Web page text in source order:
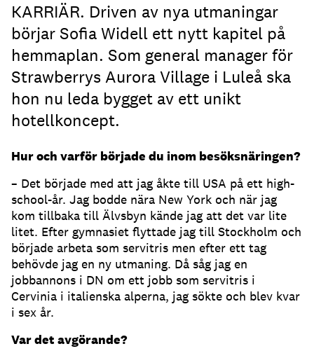
KARRIÄR. Driven av nya utmaningar
börjar Sofia Widell ett nytt kapitel på
hemmaplan. Som general manager för
Strawberrys Aurora Village i Luleå ska
hon nu leda bygget av ett unikt
hotellkoncept.
Hur och varför började du inom besöksnäringen?
– Det började med att jag åkte till USA på ett high-
school-år. Jag bodde nära New York och när jag
kom tillbaka till Älvsbyn kände jag att det var lite
litet. Efter gymnasiet flyttade jag till Stockholm och
började arbeta som servitris men efter ett tag
behövde jag en ny utmaning. Då såg jag en
jobbannons i DN om ett jobb som servitris i
Cervinia i italienska alperna, jag sökte och blev kvar
i sex år.
Var det avgörande?